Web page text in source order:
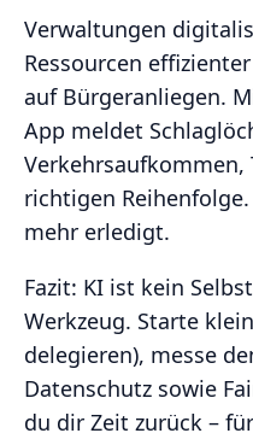
Verwaltungen
Ressourcen
auf Bürgeranliegen.
App meldet
Verkehrsaufkommen,
richtigen
mehr erledigt.
Fazit: KI ist kein
Werkzeug. Starte
delegieren), messe
Datenschutz sowie
du dir Zeit zurück –